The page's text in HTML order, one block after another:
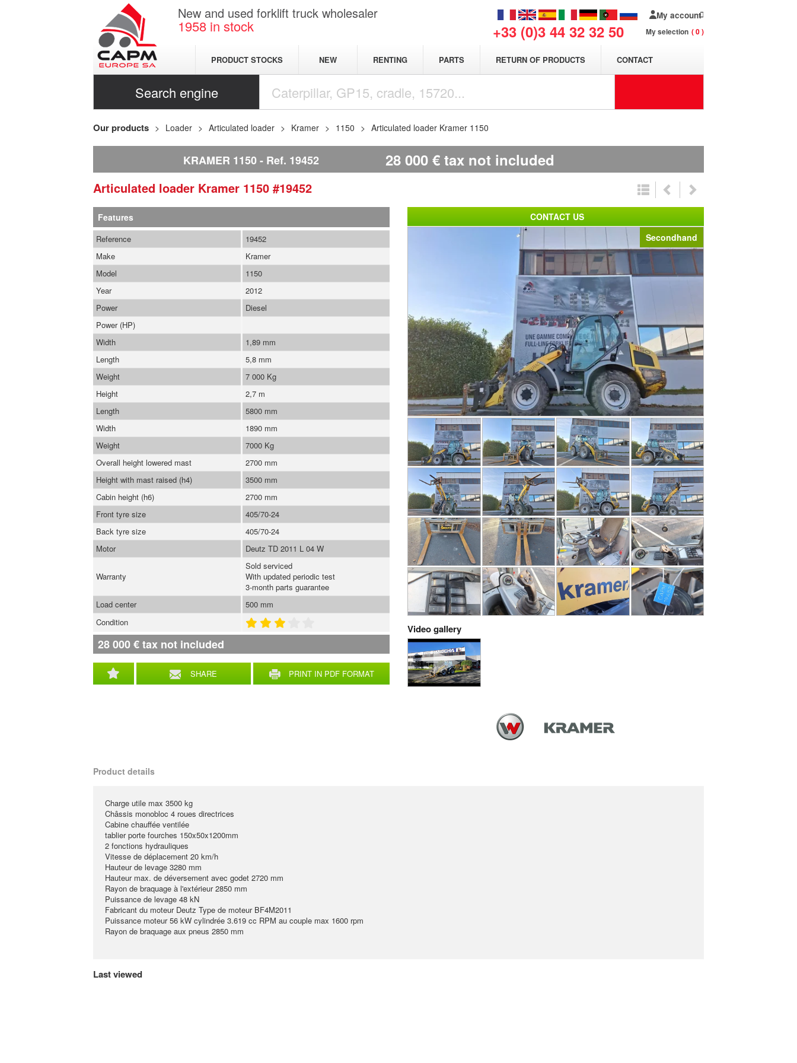
New and used forklift truck wholesaler
1958 in stock +33 (0)3 44 32 32 50
My account
My selection 0
PRODUCT STOCKS NEW RENTING PARTS RETURN OF PRODUCTS CONTACT
Search engine
Our products Loader Articulated loader Kramer 1150 Articulated loader Kramer 1150
KRAMER 1150 Ref. 19452 28 000 € tax not included
Articulated loader Kramer 1150 #19452
Secondhand
Video gallery
Features
SHARE PRINT IN PDF FORMAT
Reference
19452
Make
Kramer
Model
1150
Year
2012
Power
Diesel
Power (HP)
Width
1,89 mm
Length
5,8 mm
Weight
7 000 Kg
Height
2,7 m
Length
5800 mm
Width
1890 mm
Weight
7000 Kg
Overall height lowered mast
2700 mm
Height with mast raised (h4)
3500 mm
Cabin height (h6)
2700 mm
Front tyre size
405/70-24
Back tyre size
405/70-24
Motor
Deutz TD 2011 L 04 W
Warranty
Sold serviced
With updated periodic test
3-month parts guarantee
Load center
500 mm
Condition
28 000€tax not included
Product details
Charge utile max 3500 kg
Châssis monobloc 4 roues directrices
Cabine chauffée ventilée
tablier porte fourches 150x50x1200mm
2 fonctions hydrauliques
Vitesse de déplacement 20 km/h
Hauteur de levage 3280 mm
Hauteur max. de déversement avec godet 2720 mm
Rayon de braquage à l'extérieur 2850 mm
Puissance de levage 48 kN
Fabricant du moteur Deutz Type de moteur BF4M2011
Puissance moteur 56 kW cylindrée 3.619 cc RPM au couple max 1600 rpm
Rayon de braquage aux pneus 2850 mm
CONTACT US
Last viewed